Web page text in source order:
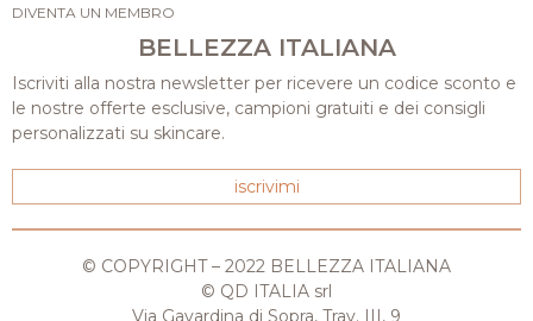
DIVENTA UN MEMBRO
BELLEZZA ITALIANA
Iscriviti alla nostra newsletter per ricevere un codice sconto e
le nostre offerte esclusive, campioni gratuiti e dei consigli
personalizzati su skincare.
iscrivimi
© COPYRIGHT – 2022 BELLEZZA ITALIANA
© QD ITALIA srl
Via Gavardina di Sopra, Trav. III, 9